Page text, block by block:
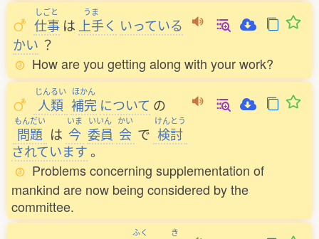
しごと
仕事 は
うま
上手く いっている
かい ？
How are you getting along with your work?
じんるい
人類
ほかん
補完 について の
もんだい
問題 は
いま
今
いいん
委員
かい
会 で
けんとう
検討
されています。
Problems concerning supplementation of
mankind are now being considered by the
committee.
ふく き